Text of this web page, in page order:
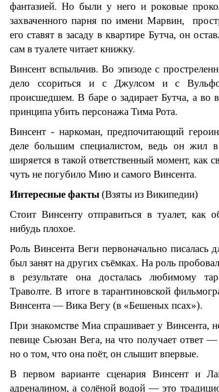
фантазией. Но были у него и роковые
захваченного парня по имени Марвин,
его ставят в засаду в квартире Бутча, он
сам в туалете читает книжку.
Винсент вспыльчив. Во эпизоде с
дело ссориться и с Джулсом и с
происшедшем. В баре о задирает Бутча, а во
принципа убить персонажа Тима Рота.
Винсент - наркоман, предпочитающий
деле большим специалистом, ведь он жил
ширяется в такой ответственный момент, как
чуть не погубило Мию и самого Винсента.
Интересные факты (Взяты из Википедии)
Стоит Винсенту отправиться в туалет, как
нибудь плохое.
Роль Винсента Веги первоначально
был занят на других съёмках. На роль
в результате она досталась любимому
Траволте. В итоге в тарантиновской
Винсента — Вика Вегу (в «Бешеных псах»).
При знакомстве Миа спрашивает у Винсента,
певице Сьюзан Вега, на что получает ответ —
но о том, что она поёт, он слышит впервые.
В первом варианте сценария Винсент и
адреналином, а солёной водой — это